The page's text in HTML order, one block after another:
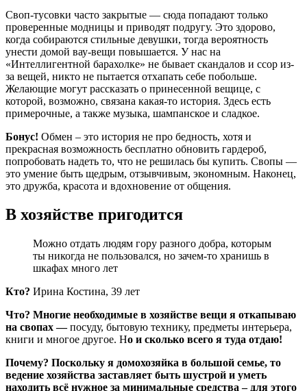
Своп-тусовки часто закрытые — сюда попадают только
проверенные модницы и приводят подругу. Это здорово,
когда собираются стильные девушки, тогда вероятность
унести домой вау-вещи повышается. У нас на
«Интеллигентной барахолке» не бывает скандалов и ссор из-
за вещей, никто не пытается отхапать себе побольше.
Желающие могут рассказать о принесенной вещице, с
которой, возможно, связана какая-то история. Здесь есть
примерочные, а также музыка, шампанское и сладкое.
Бонус! Обмен – это история не про бедность, хотя и
прекрасная возможность бесплатно обновить гардероб,
попробовать надеть то, что не решилась бы купить. Свопы —
это умение быть щедрым, отзывчивым, экономным. Наконец,
это дружба, красота и вдохновение от общения.
В хозяйстве пригодится
Можно отдать людям гору разного добра, которым
ты никогда не пользовался, но зачем-то хранишь в
шкафах много лет
Кто? Ирина Костина, 39 лет
Что? Многие необходимые в хозяйстве вещи я откапываю
на свопах —посуду, бытовую технику, предметы интерьера,
книги и многое другое. Но и сколько всего я туда отдаю!
Почему? Поскольку я домохозяйка в большой семье, то
ведение хозяйства заставляет быть шустрой и уметь
находить всё нужное за минимальные средства – для этого